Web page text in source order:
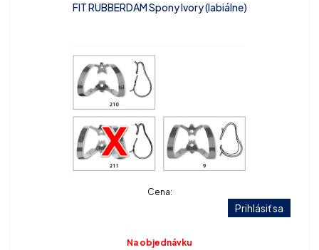
FIT RUBBERDAM Spony Ivory (labiálne)
Cena:
Prihlásiť sa
Na objednávku